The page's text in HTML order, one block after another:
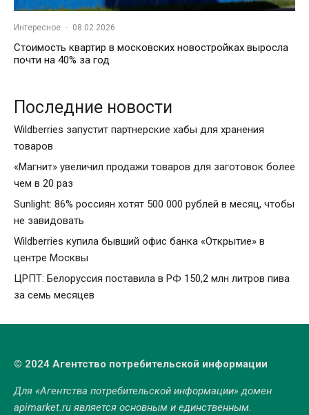
Интересное · 08.02.2026
Стоимость квартир в московских новостройках выросла
почти на 40% за год
Последние новости
Wildberries запустит партнерские хабы для хранения
товаров
«Магнит» увеличил продажи товаров для заготовок более
чем в 20 раз
Sunlight: 86% россиян хотят 500 000 рублей в месяц, чтобы
не завидовать
Wildberries купила бывший офис банка «Открытие» в
центре Москвы
ЦРПТ: Белоруссия поставила в РФ 150,2 млн литров пива
за семь месяцев
© 2024 Агентство потребительской информации
Для «Агентства потребительской информации» домен
apimarket.ruявляется основным и единственным.